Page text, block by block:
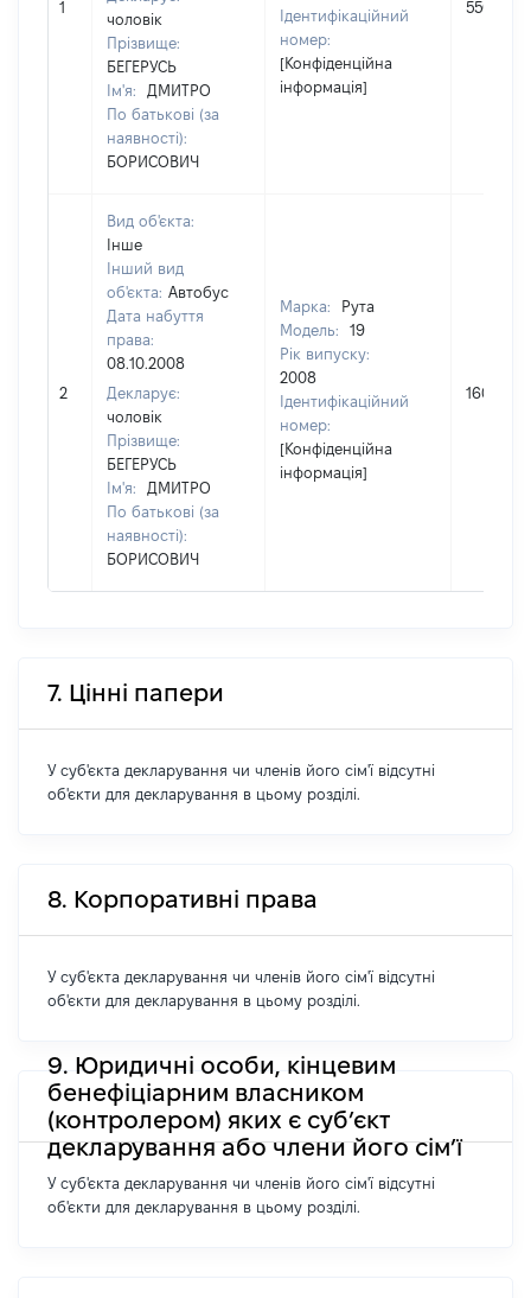
1
чоловік
Прізвище:
БЕГЕРУСЬ
Ім'я:
ДМИТРО
По батькові (за
наявності):
БОРИСОВИЧ
Ідентифікаційний
номер:
[Конфіденційна
інформація]
550000
2
Вид об'єкта:
Інше
Інший вид
об'єкта: Автобус
Дата набуття
права:
08.10.2008
Декларує:
чоловік
Прізвище:
БЕГЕРУСЬ
Ім'я:
ДМИТРО
По батькові (за
наявності):
БОРИСОВИЧ
Марка:
Рута
Модель:
19
Рік випуску:
2008
Ідентифікаційний
номер:
[Конфіденційна
інформація]
1600000
7. Цінні папери
У суб'єкта декларування чи членів його сім'ї відсутні
об'єкти для декларування в цьому розділі.
8. Корпоративні права
У суб'єкта декларування чи членів його сім'ї відсутні
об'єкти для декларування в цьому розділі.
9. Юридичні особи, кінцевим
бенефіціарним власником
(контролером) яких є суб’єкт
декларування або члени його сім’ї
У суб'єкта декларування чи членів його сім'ї відсутні
об'єкти для декларування в цьому розділі.